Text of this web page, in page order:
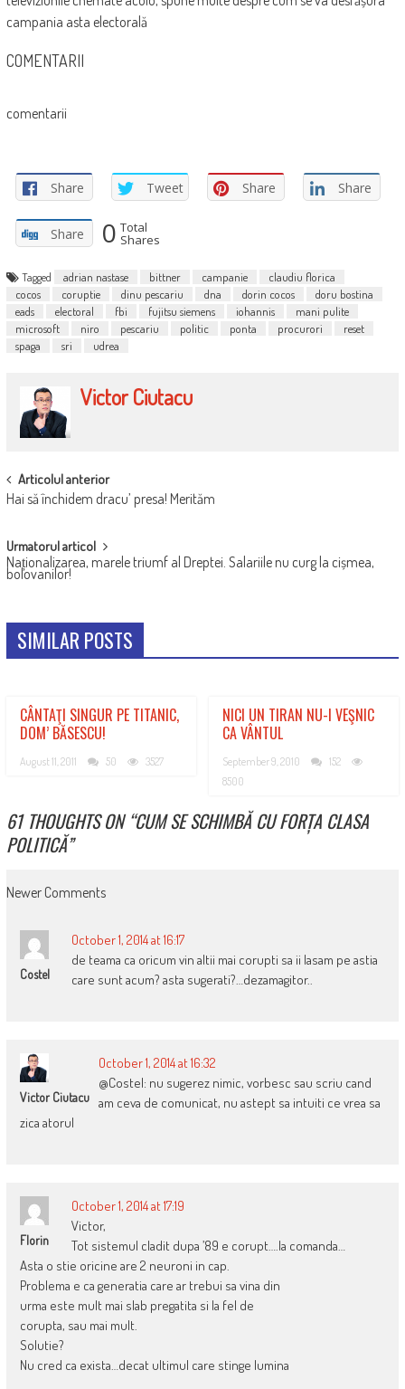
campania asta electorală
COMENTARII
comentarii
Share Tweet Share Share
Share 0 Total
Shares
Tagged adrian nastase bittner campanie
claudiu florica
cocos
coruptie dinu pescariu dna dorin cocos
doru bostina
eads
electoral fbi fujitsu siemens iohannis
mani pulite
microsoft
niro pescariu politic ponta procurori
reset
spaga
sri udrea
Victor Ciutacu
POST
NAVIGATION
Articolul anterior
Hai să închidem dracu’ presa! Merităm
Urmatorul articol
Naționalizarea, marele triumf al Dreptei. Salariile nu curg la cișmea,
bolovanilor!
SIMILAR POSTS
CÂNTAŢI SINGUR PE TITANIC,
DOM’ BĂSESCU!
August 11, 2011 50 3527
NICI UN TIRAN NU-I VEŞNIC
CA VÂNTUL
September 9, 2010
152
8500
61 THOUGHTS ON “CUM SE SCHIMBĂ CU FORȚA CLASA
POLITICĂ”
COMMENT
NAVIGATION
Newer Comments
Costel
October 1, 2014 at 16:17
de teama ca oricum vin altii mai corupti sa ii lasam pe astia
care sunt acum? asta sugerati?…dezamagitor..
Victor Ciutacu
October 1, 2014 at 16:32
@Costel: nu sugerez nimic, vorbesc sau scriu cand
am ceva de comunicat, nu astept sa intuiti ce vrea sa
zica atorul
Florin
October 1, 2014 at 17:19
Victor,
Tot sistemul cladit dupa ’89 e corupt….la comanda…
Asta o stie oricine are 2 neuroni in cap.
Problema e ca generatia care ar trebui sa vina din
urma este mult mai slab pregatita si la fel de
corupta, sau mai mult.
Solutie?
Nu cred ca exista…decat ultimul care stinge lumina